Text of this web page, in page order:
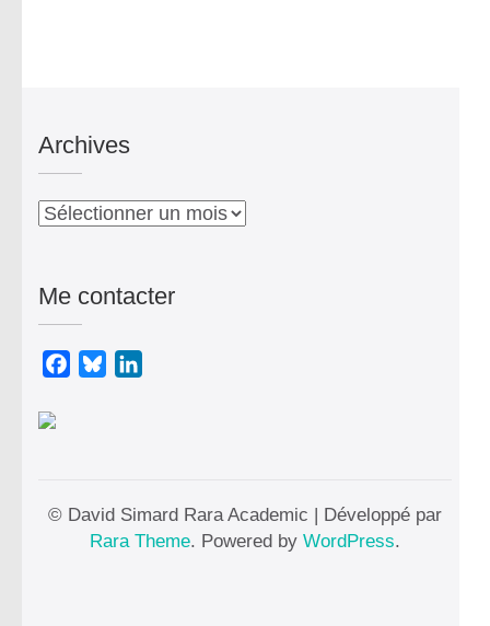
Archives
Archives
Me contacter
FacebookBluesky
© David Simard Rara Academic | Développé par
Rara Theme. Powered by WordPress.